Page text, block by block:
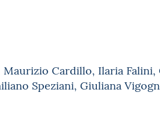
Cardillo, Ilaria
Speziani, Giuliana